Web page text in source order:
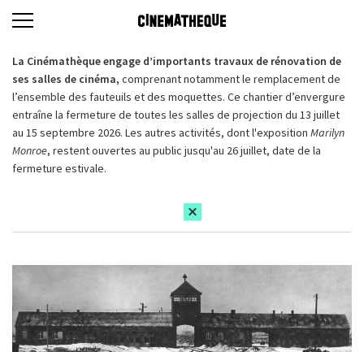
La Cinémathèque engage d’importants travaux de rénovation de
ses salles de cinéma, comprenant notamment le remplacement de
l’ensemble des fauteuils et des moquettes. Ce chantier d’envergure
entraîne la fermeture de toutes les salles de projection du 13 juillet
au 15 septembre 2026. Les autres activités, dont l'exposition Marilyn
Monroe, restent ouvertes au public jusqu'au 26 juillet, date de la
fermeture estivale.